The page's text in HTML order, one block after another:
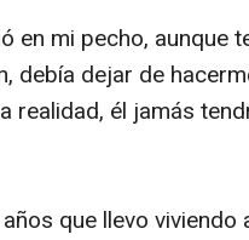
en mi pecho, aunque
debía dejar de
realidad, él jamás
que llevo viviendo